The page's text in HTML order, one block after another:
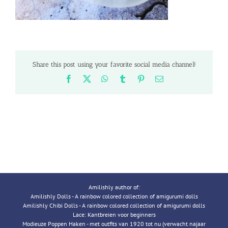
Share this post using your favorite social media channel!
Facebook WhatsApp
Tumblr PinterestEmail
Amilishly author of:
Amilishly Dolls - A rainbow colored collection of amigurumi dolls
Amilishly Chibi Dolls - A rainbow colored collection of amigurumi dolls
Lace: Kantbreien voor beginners
Modieuze Poppen Haken - met outfits van 1920 tot nu (verwacht najaar